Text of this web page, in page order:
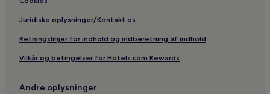
Juridiske oplysninger/Kontakt os
Retningslinjer for indhold og indberetning af indhold
Vilkår og betingelser for Hotels.com Rewards
Andre oplysninger